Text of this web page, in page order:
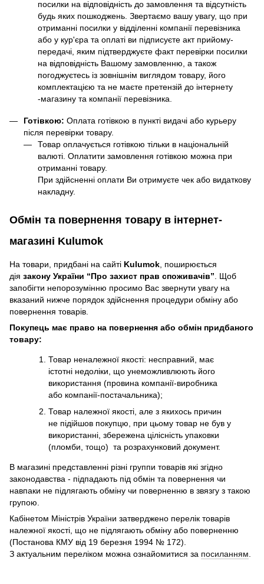
посилки на відповідність до замовлення та відсутність
будь яких пошкоджень. Звертаємо вашу увагу, що при
отриманні посилки у відділенні компанії перевізника
або у кур'єра та оплаті ви підписуєте акт прийому-
передачі, яким підтверджуєте факт перевірки посилки
на відповідність Вашому замовленню, а також
погоджуєтесь із зовнішнім виглядом товару, його
комплектацією та не маєте претензій до інтернету
-магазину та компанії перевізника.
Готівкою: Оплата готівкою в пункті видачі або курьеру
після перевірки товару.
Товар оплачується готівкою тільки в національній
валюті. Оплатити замовлення готівкою можна при
отриманні товару.
При здійсненні оплати Ви отримуєте чек або видаткову
накладну.
Обмін та повернення товару в інтернет-
магазині Kulumok
На товари, придбані на сайті Kulumok , поширюється
дія закону України “Про захист прав споживачів” . Щоб
запобігти непорозумінню просимо Вас звернути увагу на
вказаний нижче порядок здійснення процедури обміну або
повернення товарів.
Покупець має право на повернення або обмін придбаного
товару:
Товар неналежної якості: несправний, має
істотні недоліки, що унеможливлюють його
використання (провина компанії-виробника
або компанії-постачальника);
Товар належної якості, але з якихось причин
не підійшов покупцю, при цьому товар не був у
використанні, збережена цілісність упаковки
(пломби, тощо) та розрахунковий документ.
В магазині представленні різні группи товарів які згідно
законодавства - підпадають під обмін та повернення чи
навпаки не підлягають обміну чи поверненню в звязгу з такою
групою.
Кабінетом Міністрів України затверджено перелік товарів
належної якості, що не підлягають обміну або поверненню
(Постанова КМУ від 19 березня 1994 № 172).
З актуальним переліком можна ознайомитися за посиланням